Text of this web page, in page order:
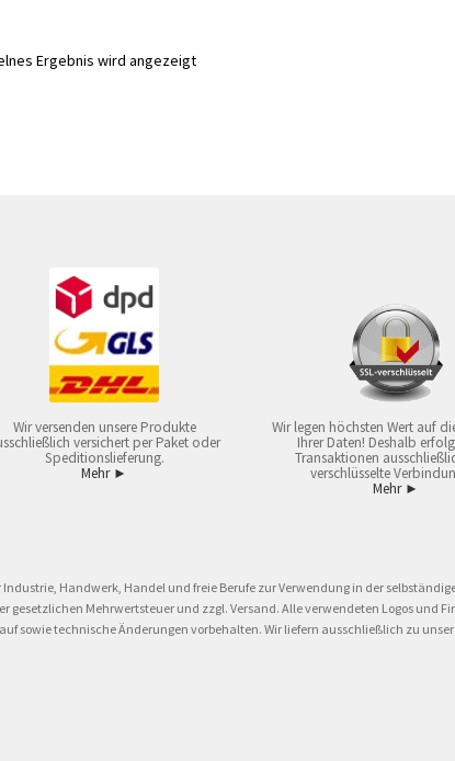
Ergebnis wird angezeigt
Wir versenden unsere Produkte
versichert per Paket oder
Speditionslieferung.
Mehr ►
Wir legen höchsten Wert auf
Ihrer Daten! Deshalb
Transaktionen
verschlüsselte
Mehr ►
Handwerk, Handel und freie Berufe zur Verwendung in der
gesetzlichen Mehrwertsteuer und zzgl. Versand. Alle verwendeten Logos und
sowie technische Änderungen vorbehalten. Wir liefern ausschließlich zu